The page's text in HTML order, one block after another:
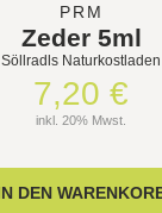
PRM
Zeder 5ml
Söllradls Naturkostladen
7,20 €
inkl. 20% Mwst.